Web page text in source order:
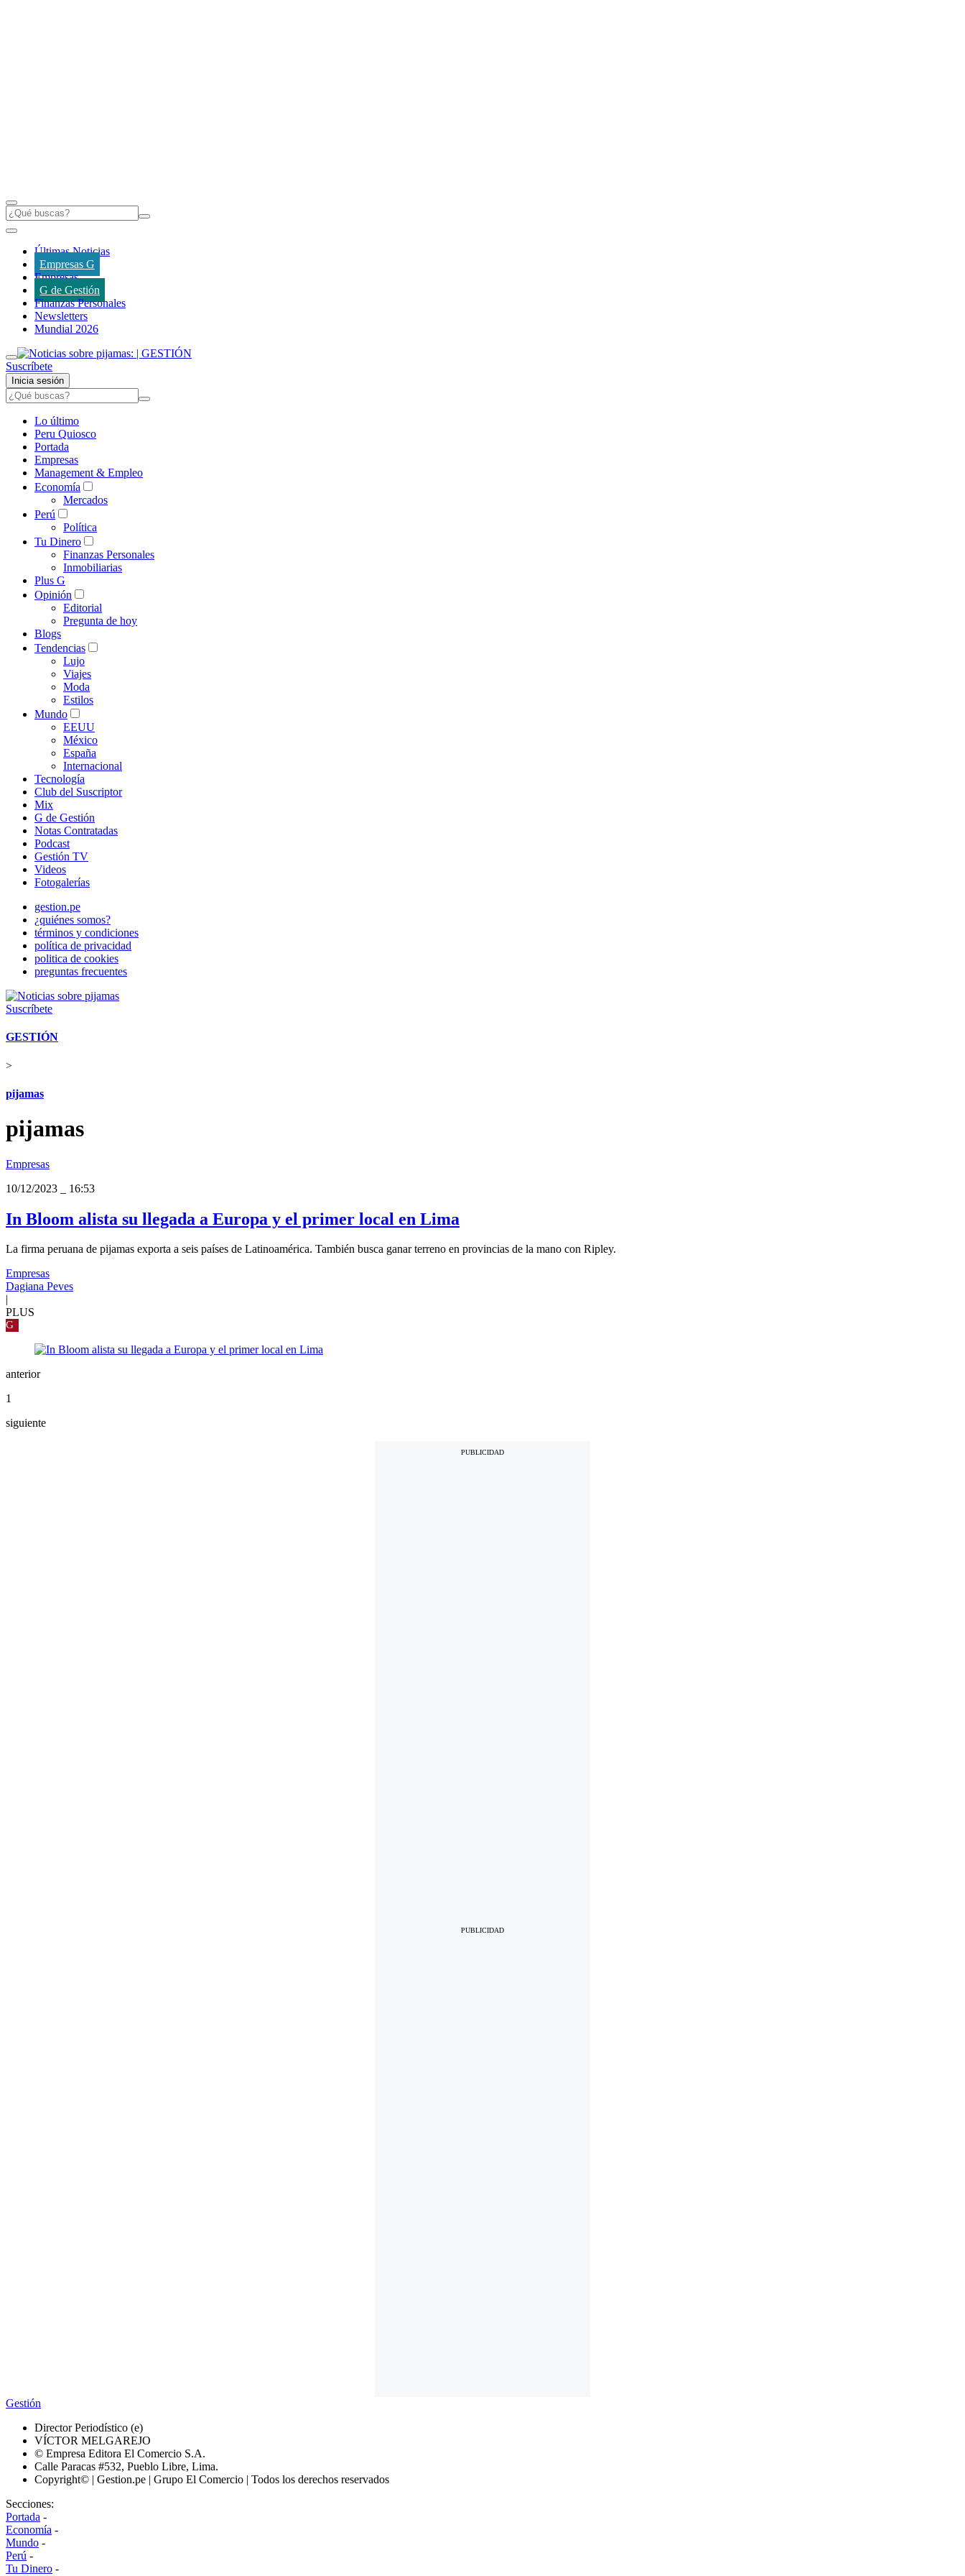
Últimas Noticias
Empresas G
Empresas
G de Gestión
Finanzas Personales
Newsletters
Mundial 2026
Suscríbete
Inicia sesión
Lo último
Peru Quiosco
Portada
Empresas
Management & Empleo
Economía
Mercados
Perú
Política
Tu Dinero
Finanzas Personales
Inmobiliarias
Plus G
Opinión
Editorial
Pregunta de hoy
Blogs
Tendencias
Lujo
Viajes
Moda
Estilos
Mundo
EEUU
México
España
Internacional
Tecnología
Club del Suscriptor
Mix
G de Gestión
Notas Contratadas
Podcast
Gestión TV
Videos
Fotogalerías
gestion.pe
¿quiénes somos?
términos y condiciones
política de privacidad
politica de cookies
preguntas frecuentes
Suscríbete
GESTIÓN
>
pijamas
pijamas
Empresas
10/12/2023
16:53
In Bloom alista su llegada a Europa y el primer local en Lima
La firma peruana de pijamas exporta a seis países de Latinoamérica. También busca ganar terreno en provincias de la mano con Ripley.
Empresas
Dagiana Peves
PLUS
G
anterior
1
siguiente
Gestión
Director Periodístico (e)
VÍCTOR MELGAREJO
© Empresa Editora El Comercio S.A.
Calle Paracas #532, Pueblo Libre, Lima.
Copyright© | Gestion.pe | Grupo El Comercio | Todos los derechos reservados
Secciones:
Portada -
Economía -
Mundo -
Perú -
Tu Dinero -